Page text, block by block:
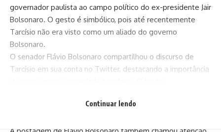
governador paulista ao campo político do ex-presidente Jair
Bolsonaro. O gesto é simbólico, pois até recentemente
Tarcísio não era visto como um aliado do governo
Bolsonaro.
O senador Flávio Bolsonaro compartilhou o discurso de
Tarcísio em sua conta no Twitter, destacando a importância
redes sociais e gerou uma grande reação entre os
Continuar lendo